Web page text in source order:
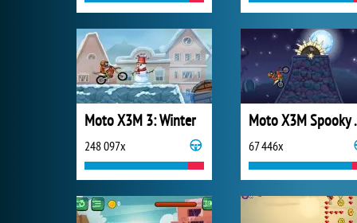
Moto X3M 3: Winter
248 097x 67 446x